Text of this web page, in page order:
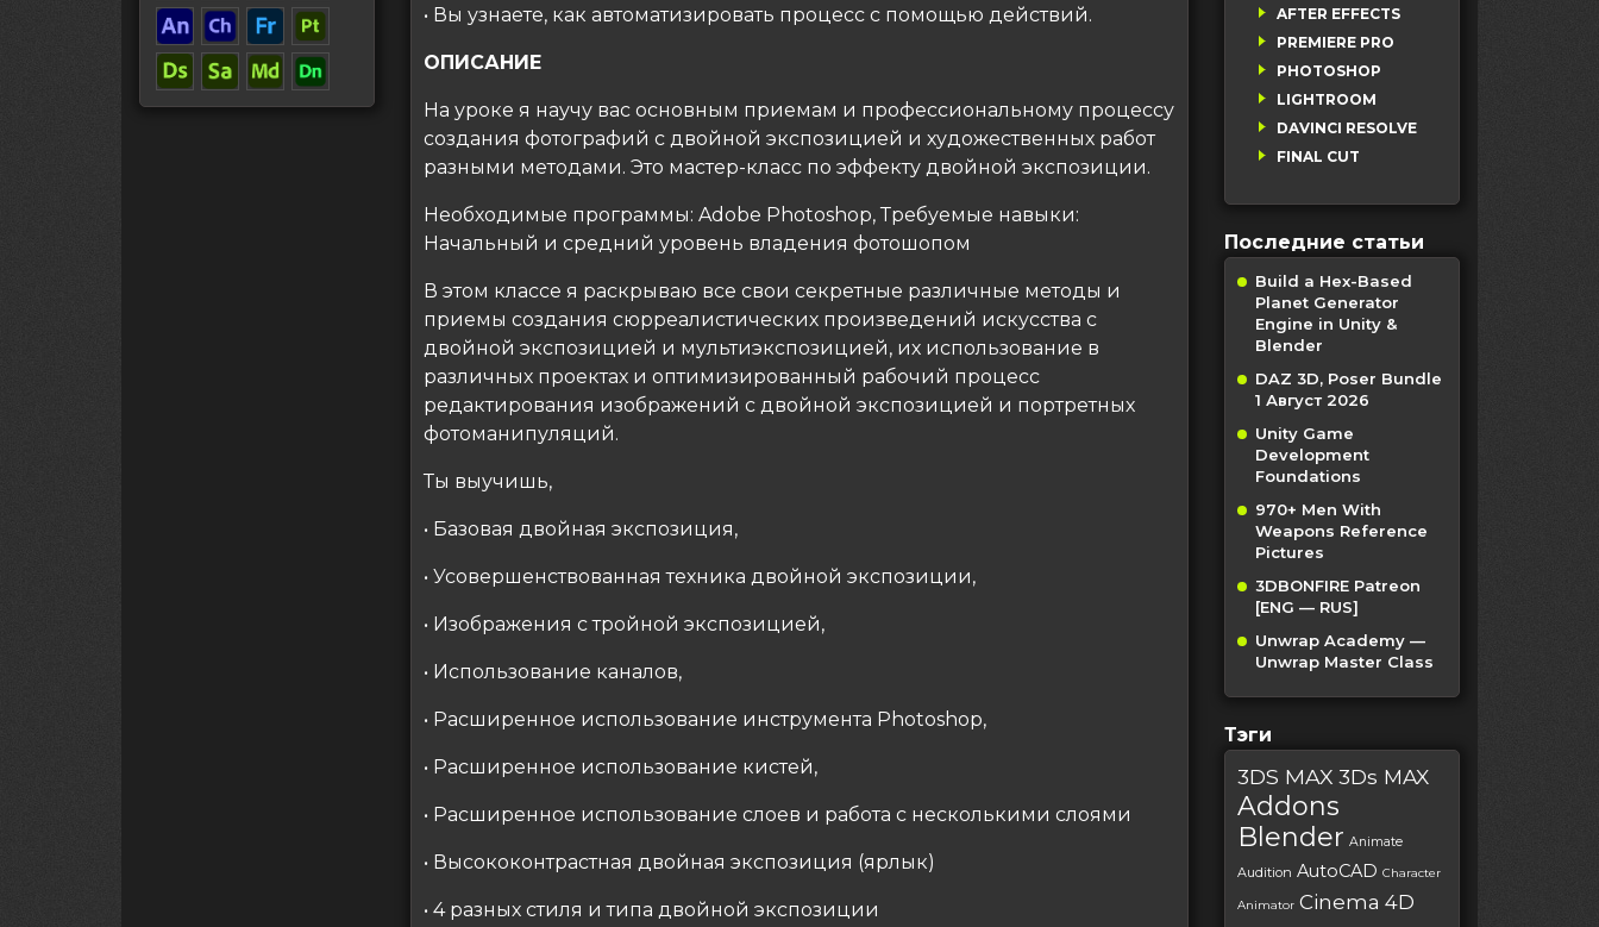
• Вы узнаете, как автоматизировать процесс с помощью действий.
ОПИСАНИЕ
На уроке я научу вас основным приемам и профессиональному процессу
создания фотографий с двойной экспозицией и художественных работ
разными методами. Это мастер-класс по эффекту двойной экспозиции.
Необходимые программы: Adobe Photoshop, Требуемые навыки:
Начальный и средний уровень владения фотошопом
В этом классе я раскрываю все свои секретные различные методы и
приемы создания сюрреалистических произведений искусства с
двойной экспозицией и мультиэкспозицией, их использование в
различных проектах и ​​оптимизированный рабочий процесс
редактирования изображений с двойной экспозицией и портретных
фотоманипуляций.
Ты выучишь,
• Базовая двойная экспозиция,
• Усовершенствованная техника двойной экспозиции,
• Изображения с тройной экспозицией,
• Использование каналов,
• Расширенное использование инструмента Photoshop,
• Расширенное использование кистей,
• Расширенное использование слоев и работа с несколькими слоями
• Высококонтрастная двойная экспозиция (ярлык)
• 4 разных стиля и типа двойной экспозиции
AFTER EFFECTS
PREMIERE PRO
PHOTOSHOP
LIGHTROOM
DAVINCI RESOLVE
FINAL CUT
Последние статьи
Build a Hex-Based
Planet Generator
Engine in Unity &
Blender
DAZ 3D, Poser Bundle
1 Август 2026
Unity Game
Development
Foundations
970+ Men With
Weapons Reference
Pictures
3DBONFIRE Patreon
[ENG — RUS]
Unwrap Academy —
Unwrap Master Class
Тэги
3DS MAX 3Ds MAX
Addons
Blender Animate
Audition AutoCAD Character
Animator Cinema 4D